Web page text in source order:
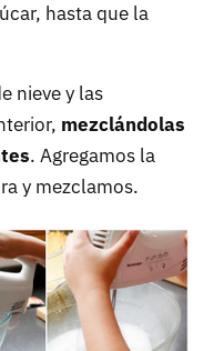
hasta que la
nieve y las
mezclándolas
. Agregamos la
y mezclamos.